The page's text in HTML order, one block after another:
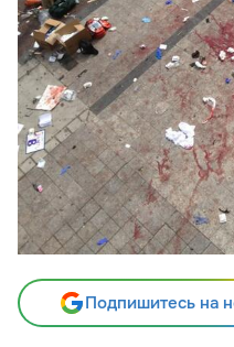
Подпишитесь на